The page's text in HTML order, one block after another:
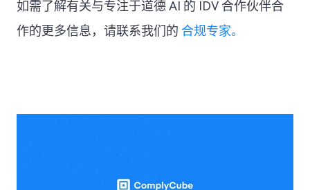
如需了解有关与专注于道德 AI 的 IDV 合作伙伴合
作的更多信息，请联系我们的 合规专家。